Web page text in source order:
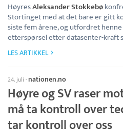
HøyresAleksander Stokkebø
Stortinget med at det bare er gitt
siste fem årene, og utfordret
etterspørsel etter datasenter-kraft
LES ARTIKKEL
24. juli · nationen.no
Høyre og SV raser
må ta kontroll over